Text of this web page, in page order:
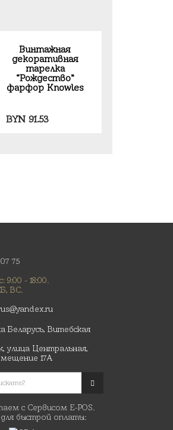
Винтажная
декоративная
тарелка
“Рождество”
фарфор Knowles
BYN 91.53
07 75
9:00 - 18:00.
ВС.
Беларусь, Витебская
улица Центральная,
17А
с Сервисом E-POS.
для быстрой оплаты: